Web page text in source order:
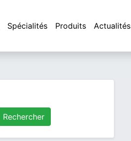
Spécialités Produits Actualités
Rechercher